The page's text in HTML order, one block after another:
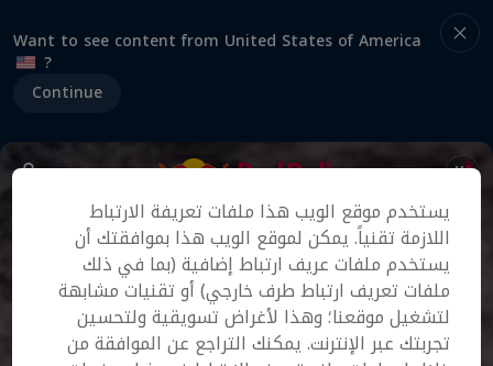
Want to see content from United States of America
?
Continue
يستخدم موقع الويب هذا ملفات تعريفة الارتباط
اللازمة تقنياً. يمكن لموقع الويب هذا بموافقتك أن
يستخدم ملفات عريف ارتباط إضافية (بما في ذلك
ملفات تعريف ارتباط طرف خارجي) أو تقنيات مشابهة
لتشغيل موقعنا؛ وهذا لأغراض تسويقية ولتحسين
تجربتك عبر الإنترنت. يمكنك التراجع عن الموافقة من